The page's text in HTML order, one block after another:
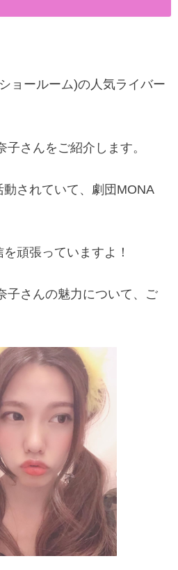
ョールーム)の人気ライバー
さんをご紹介します。
されていて、劇団MONA
頑張っていますよ！
子さんの魅力について、ご